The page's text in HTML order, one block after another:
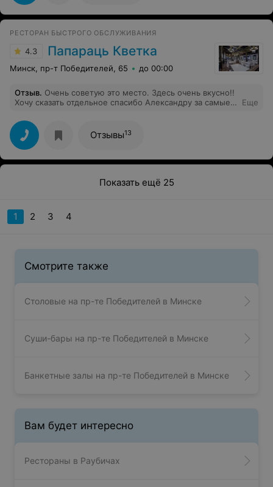
РЕСТОРАН БЫСТРОГО ОБСЛУЖИВАНИЯ
4.3 Папараць Кветка
Минск, пр-т Победителей, 65 до 00:00
Отзыв. Очень советую это место. Здесь очень вкусно!!
Хочу сказать отдельное спасибо Александру за самые
Еще
Отзывы13
Показать ещё 25
1 2 3 4
Смотрите также
Столовые на пр-те Победителей в Минске
Суши-бары на пр-те Победителей в Минске
Банкетные залы на пр-те Победителей в Минске
Вам будет интересно
Рестораны в Раубичах